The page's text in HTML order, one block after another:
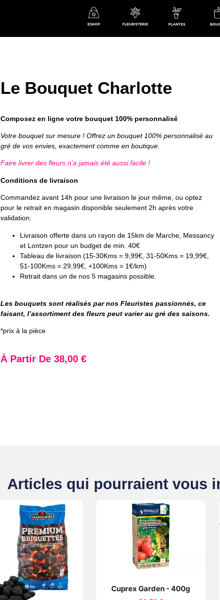
Le Bouquet Charlotte
Composez en ligne votre bouquet 100% personnalisé
Votre bouquet sur mesure ! Offrez un bouquet 100% personnalisé au
gré de vos envies, exactement comme en boutique.
Faire livrer des fleurs n’a jamais été aussi facile !
Conditions de livraison
Commandez avant 14h pour une livraison le jour même, ou optez
pour le retrait en magasin disponible seulement 2h après votre
validation.
Livraison offerte dans un rayon de 15km de Marche, Messancy
et Lontzen pour un budget de min. 40€
Tableau de livraison (15-30Kms = 9,99€, 31-50Kms = 19,99€,
51-100Kms = 29,99€, +100Kms = 1€/km)
Retrait dans un de nos 5 magasins possible.
Les bouquets sont réalisés par nos Fleuristes passionnés, ce
faisant, l’assortiment des fleurs peut varier au gré des saisons.
*prix à la pièce
À Partir De 38,00 €
Articles qui pourraient vous
Cuprex Garden - 400g